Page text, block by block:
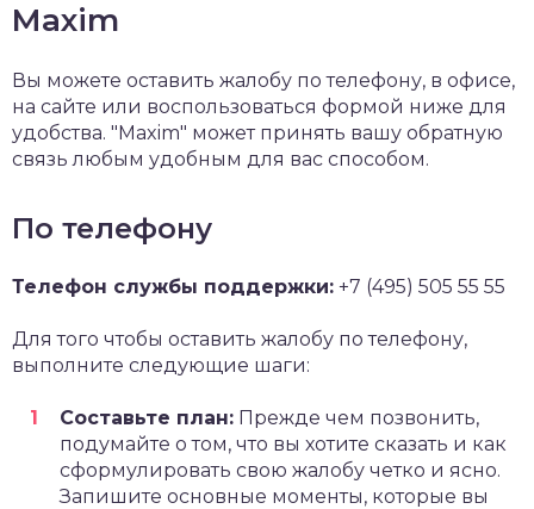
Maxim
Вы можете оставить жалобу по телефону, в офисе,
на сайте или воспользоваться формой ниже для
удобства. "Maxim" может принять вашу обратную
связь любым удобным для вас способом.
По телефону
Телефон службы поддержки: +7 (495) 505 55 55
Для того чтобы оставить жалобу по телефону,
выполните следующие шаги:
Составьте план: Прежде чем позвонить,
подумайте о том, что вы хотите сказать и как
сформулировать свою жалобу четко и ясно.
Запишите основные моменты, которые вы